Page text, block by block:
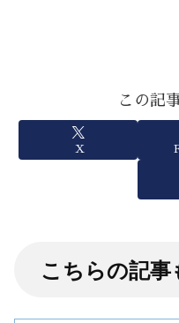
この記
X
こちらの記